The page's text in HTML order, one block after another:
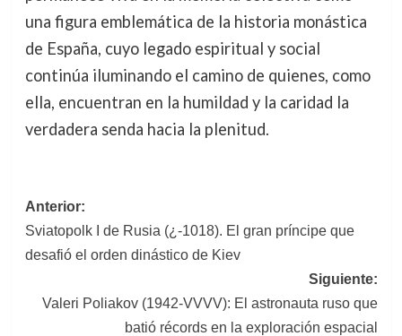
una figura emblemática de la historia monástica
de España, cuyo legado espiritual y social
continúa iluminando el camino de quienes, como
ella, encuentran en la humildad y la caridad la
verdadera senda hacia la plenitud.
Navegación
de
Anterior:
Sviatopolk I de Rusia (¿-1018). El gran príncipe que
desafió el orden dinástico de Kiev
Siguiente:
Valeri Poliakov (1942-VVVV): El astronauta ruso que
batió récords en la exploración espacial